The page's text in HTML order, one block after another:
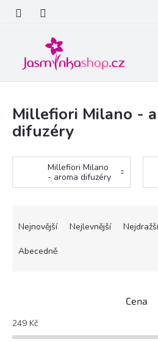
obsah
Millefiori Milano -
difuzéry
Millefiori Milano
- aroma difuzéry
o
d
Nejnovější Nejlevnější Nejdražší
Abecedně
Cena
249 Kč